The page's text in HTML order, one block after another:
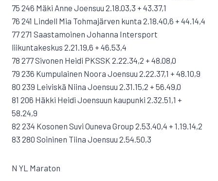
75 246 Mäki Anne Joensuu 2.18.03,3 + 43.37,1
76 241 Lindell Mia Tohmajärven kunta 2.18.40,6 + 44.14,4
77 271 Saastamoinen Johanna Intersport
liikuntakeskus 2.21.19,6 + 46.53,4
78 277 Sivonen Heidi PKSSK 2.22.34,2 + 48.08,0
79 236 Kumpulainen Noora Joensuu 2.22.37,1 + 48.10,9
80 239 Leiviskä Niina Joensuu 2.31.15,2 + 56.49,0
81 206 Häkki Heidi Joensuun kaupunki 2.32.51,1 +
58.24,9
82 234 Kosonen Suvi Ouneva Group 2.53.40,4 + 1.19.14,2
83 280 Soininen Tiina Joensuu 2.54.50,3
N YL Maraton